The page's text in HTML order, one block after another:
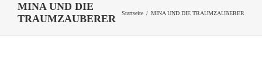
MINA UND DIE
TRAUMZAUBERER
Startseite MINA UND DIE TRAUMZAUBERER